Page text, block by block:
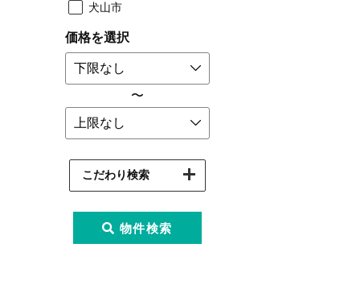
犬山市
価格を選択
〜
こだわり検索
物件検索